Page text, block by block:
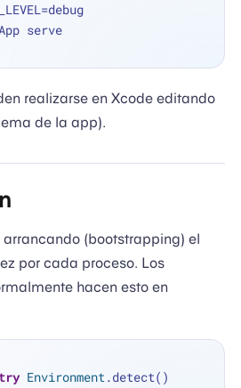
serve
realizarse en Xcode editando
de la app).
(bootstrapping) el
por cada proceso. Los
hacen esto en
Environment.detect()